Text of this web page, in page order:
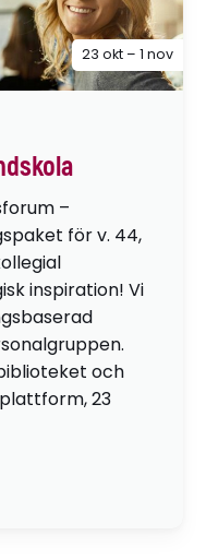
–
för v. 44,
inspiration! Vi
och
23
23 okt – 1 nov